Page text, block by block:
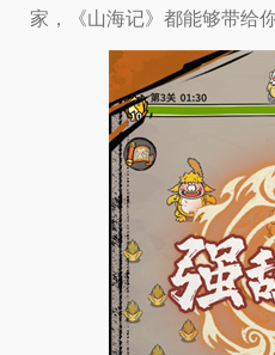
家，《山海记》都能够带给